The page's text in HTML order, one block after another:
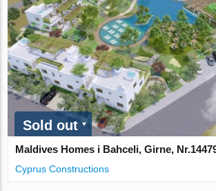
Sold out
Maldives Homes i Bahceli, Girne,
Cyprus Constructions